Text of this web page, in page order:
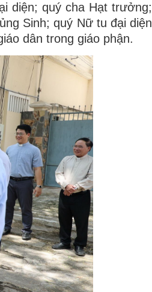
diện; quý cha Hạt trưởng;
Sinh; quý Nữ tu đại diện
dân trong giáo phận.